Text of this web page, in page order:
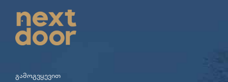
გამოგვყევით